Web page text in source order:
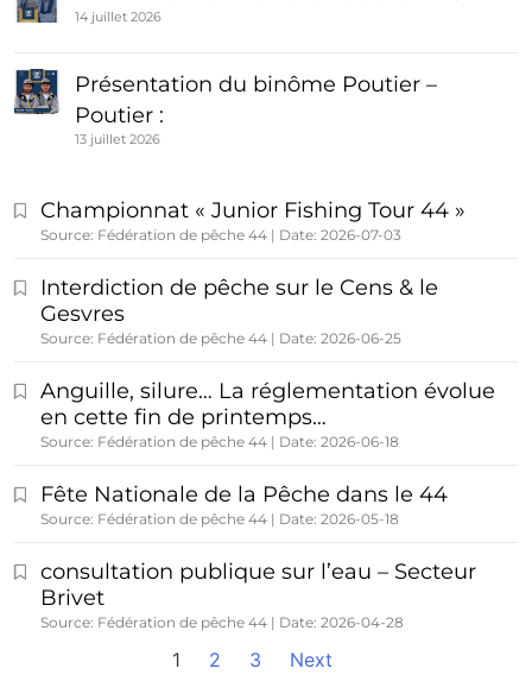
14 juillet 2026
Présentation du binôme Poutier –
Poutier :
13 juillet 2026
Championnat « Junior Fishing Tour 44 »
Source: Fédération de pêche 44 Date: 2026-07-03
Interdiction de pêche sur le Cens & le
Gesvres
Source: Fédération de pêche 44 Date: 2026-06-25
Anguille, silure… La réglementation évolue
en cette fin de printemps…
Source: Fédération de pêche 44 Date: 2026-06-18
Fête Nationale de la Pêche dans le 44
Source: Fédération de pêche 44 Date: 2026-05-18
consultation publique sur l’eau – Secteur
Brivet
Source: Fédération de pêche 44 Date: 2026-04-28
1 2 3 Next